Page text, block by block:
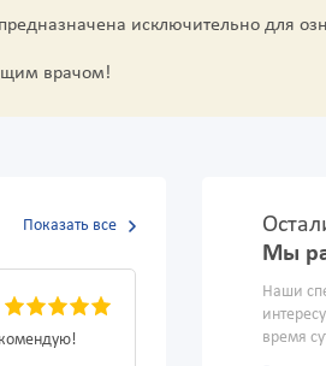
исключительно для
врачом!
Показать все
Мы
Наши
время